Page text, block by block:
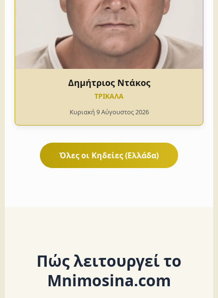
Δημήτριος Ντάκος
ΤΡΙΚΑΛΑ
Κυριακή 9 Αύγουστος 2026
Όλες οι Κηδείες (Ελλάδα)
Πώς λειτουργεί το
Mnimosina.com